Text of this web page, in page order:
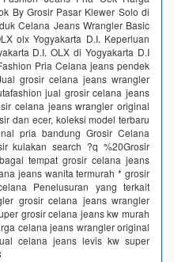
By Grosir Pasar Klewer Solo di
Celana Jeans Wrangler Basic
olx Yogyakarta D.I. Keperluan
D.I. OLX di Yogyakarta D.I
Pria Celana jeans pendek
grosir celana jeans wrangler
jual grosir celana jeans
celana jeans wrangler original
dan ecer, koleksi model terbaru
pria bandung Grosir Celana
kulakan search ?q %20Grosir
tempat grosir celana jeans
jeans wanita termurah * grosir
Penelusuran yang terkait
grosir celana jeans wrangler
grosir celana jeans kw murah
celana jeans wrangler original
celana jeans levis kw super